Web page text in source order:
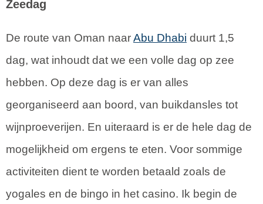
Zeedag
De route van Oman naarAbu Dhabi duurt 1,5
dag, wat inhoudt dat we een volle dag op zee
hebben. Op deze dag is er van alles
georganiseerd aan boord, van buikdansles tot
wijnproeverijen. En uiteraard is er de hele dag de
mogelijkheid om ergens te eten. Voor sommige
activiteiten dient te worden betaald zoals de
yogales en de bingo in het casino. Ik begin de